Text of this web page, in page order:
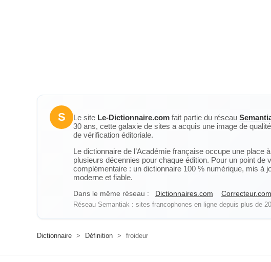
S Le site Le-Dictionnaire.com fait partie du réseau
30 ans, cette galaxie de sites a acquis une image de
de vérification éditoriale.
Le dictionnaire de l’Académie française occupe une place
plusieurs décennies pour chaque édition. Pour un point de
complémentaire : un dictionnaire 100 % numérique, mis à
moderne et fiable.
Dans le même réseau : Dictionnaires.com Correcteur.com
Réseau Semantiak : sites francophones en ligne depuis plus de
Dictionnaire > Définition > froideur